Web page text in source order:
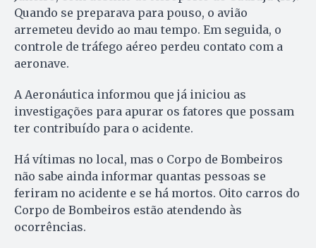
Quando se preparava para pouso, o avião
arremeteu devido ao mau tempo. Em seguida, o
controle de tráfego aéreo perdeu contato com a
aeronave.
A Aeronáutica informou que já iniciou as
investigações para apurar os fatores que possam
ter contribuído para o acidente.
Há vítimas no local, mas o Corpo de Bombeiros
não sabe ainda informar quantas pessoas se
feriram no acidente e se há mortos. Oito carros do
Corpo de Bombeiros estão atendendo às
ocorrências.